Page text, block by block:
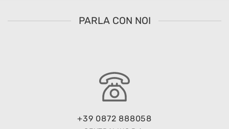
PARLA CON NOI
+39 0872 888058